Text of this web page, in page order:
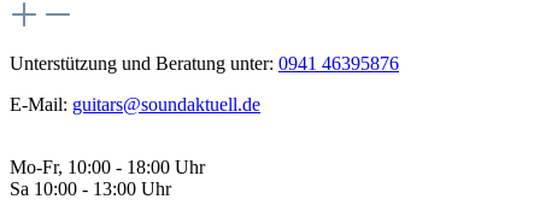
Unterstützung und Beratung unter: 0941 46395876
E-Mail: guitars@soundaktuell.de
Mo-Fr, 10:00 - 18:00 Uhr
Sa 10:00 - 13:00 Uhr